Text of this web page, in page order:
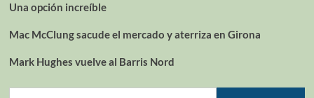
Una opción increíble
Mac McClung sacude el mercado y aterriza en Girona
Mark Hughes vuelve al Barris Nord